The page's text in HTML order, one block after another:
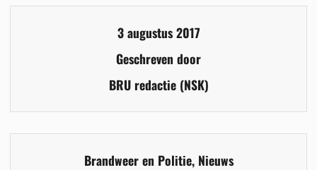
3 augustus 2017
Geschreven door
BRU redactie (NSK)
Brandweer en Politie, Nieuws